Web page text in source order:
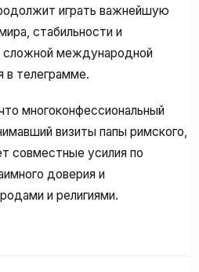
играть важнейшую
стабильности и
сложной международной
в телеграмме.
многоконфессиональный
визиты папы римского,
совместные усилия по
доверия и
и религиями.